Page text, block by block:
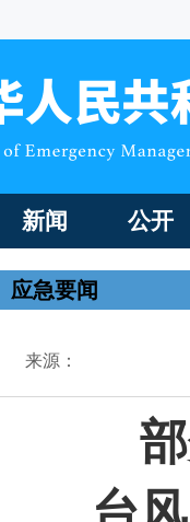
新闻 公开
应急要闻
来源：